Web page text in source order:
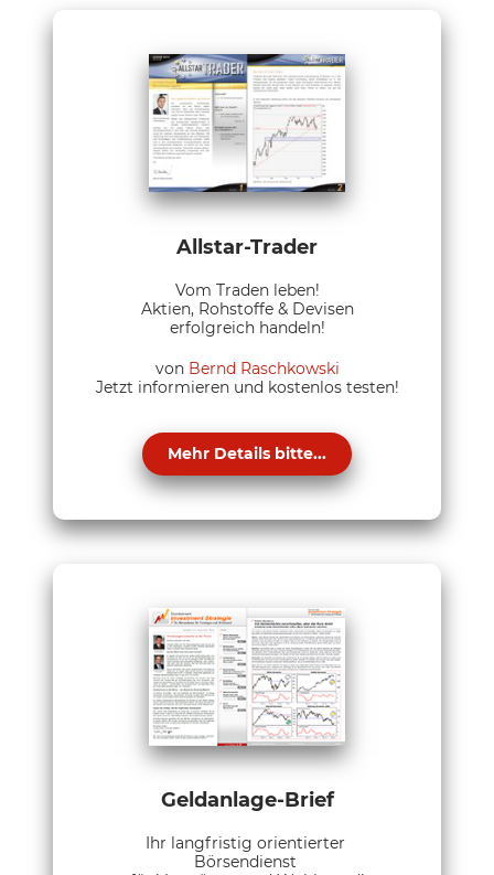
Allstar-Trader
Vom Traden leben!
Aktien, Rohstoffe & Devisen
erfolgreich handeln!
von Bernd Raschkowski
Jetzt informieren und kostenlos testen!
Mehr Details bitte...
Geldanlage-Brief
Ihr langfristig orientierter
Börsendienst